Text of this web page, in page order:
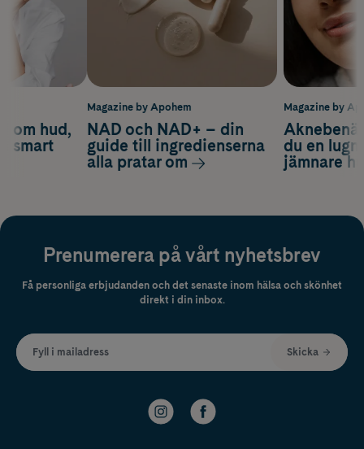
Magazine by
du en
jämnare
om hud,
smart
Magazine by Apohem
NAD och NAD+ – din
guide till ingredienserna
alla pratar om
Prenumerera på vårt nyhetsbrev
Få personliga erbjudanden och det senaste inom hälsa och skönhet
direkt i din inbox.
Fyll i mailadress Skicka